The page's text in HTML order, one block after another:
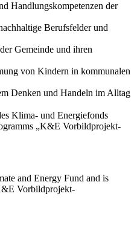
Handlungskompetenzen der
Berufsfelder und
Gemeinde und ihren
von Kindern in kommunalen
Denken und Handeln im Alltag
Klima- und Energiefonds
„K&E Vorbildprojekt-
and Energy Fund and is
Vorbildprojekt-